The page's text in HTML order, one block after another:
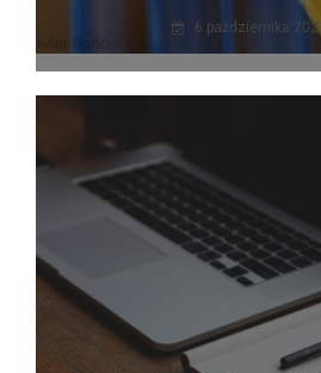
6 października